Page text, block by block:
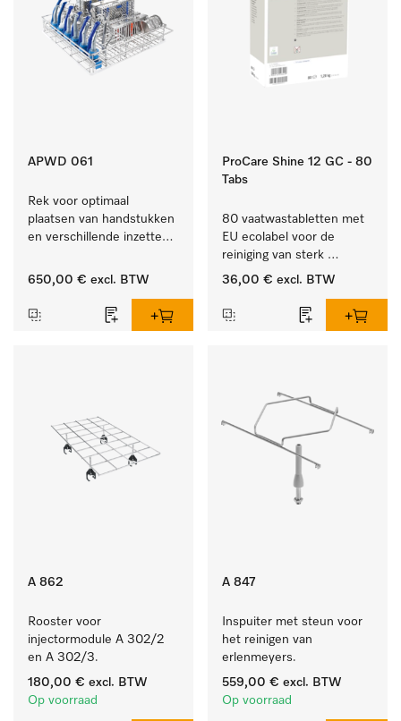
APWD 061
Rek voor optimaal
plaatsen van handstukken
en verschillende inzetten
650,00 € excl. BTW
ProCare Shine 12 GC - 80
Tabs
80 vaatwastabletten met
EU ecolabel voor de
reiniging van sterk
vervuild serviesgoed,
36,00 € excl. BTW
A 862
Rooster voor
injectormodule A 302/2
en A 302/3.
180,00 € excl. BTW
Op voorraad
A 847
Inspuiter met steun voor
het reinigen van
erlenmeyers.
559,00 € excl. BTW
Op voorraad